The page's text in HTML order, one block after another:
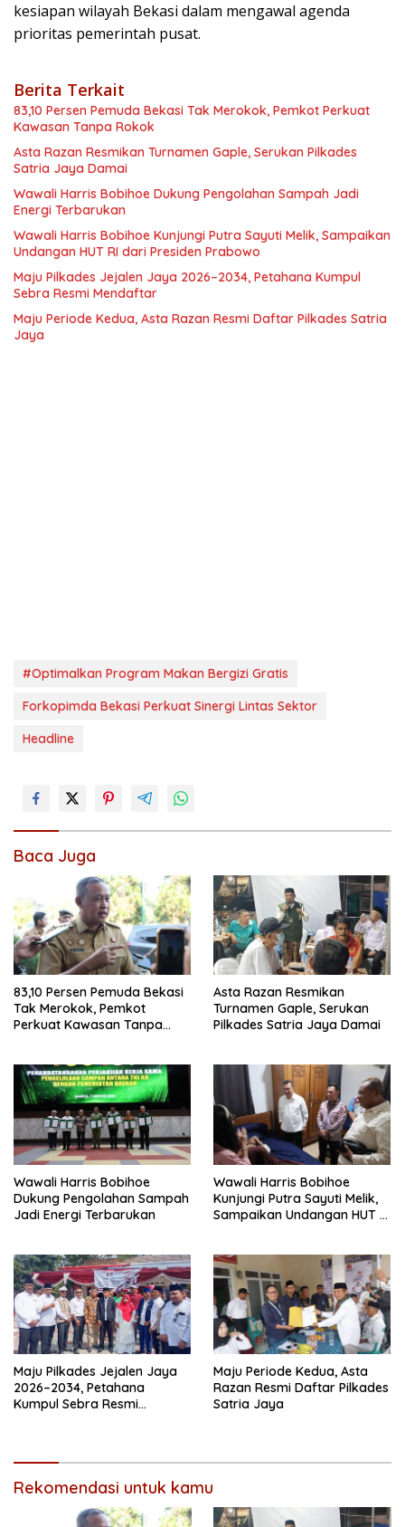
kesiapan wilayah Bekasi dalam mengawal agenda
prioritas pemerintah pusat.
Berita Terkait
83,10 Persen Pemuda Bekasi Tak Merokok, Pemkot Perkuat
Kawasan Tanpa Rokok
Asta Razan Resmikan Turnamen Gaple, Serukan Pilkades
Satria Jaya Damai
Wawali Harris Bobihoe Dukung Pengolahan Sampah Jadi
Energi Terbarukan
Wawali Harris Bobihoe Kunjungi Putra Sayuti Melik, Sampaikan
Undangan HUT RI dari Presiden Prabowo
Maju Pilkades Jejalen Jaya 2026–2034, Petahana Kumpul
Sebra Resmi Mendaftar
Maju Periode Kedua, Asta Razan Resmi Daftar Pilkades Satria
Jaya
#Optimalkan Program Makan Bergizi Gratis
Forkopimda Bekasi Perkuat Sinergi Lintas Sektor
Headline
Baca Juga
83,10 Persen Pemuda Bekasi
Tak Merokok, Pemkot
Perkuat Kawasan Tanpa
Asta Razan Resmikan
Turnamen Gaple, Serukan
Pilkades Satria Jaya Damai
Wawali Harris Bobihoe
Dukung Pengolahan Sampah
Jadi Energi Terbarukan
Wawali Harris Bobihoe
Kunjungi Putra Sayuti Melik,
Sampaikan Undangan HUT RI
Maju Pilkades Jejalen Jaya
2026–2034, Petahana
Kumpul Sebra Resmi
Maju Periode Kedua, Asta
Razan Resmi Daftar Pilkades
Satria Jaya
Rekomendasi untuk kamu